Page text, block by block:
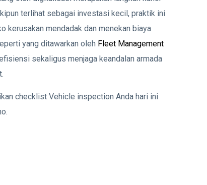
terlihat sebagai investasi kecil, praktik ini
kerusakan mendadak dan menekan biaya
yang ditawarkan oleh Fleet Management
sekaligus menjaga keandalan armada
checklist Vehicle inspection Anda hari ini